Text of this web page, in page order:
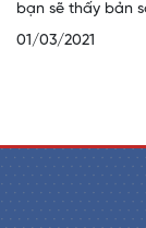
bạn sẽ thấy bản
01/03/2021